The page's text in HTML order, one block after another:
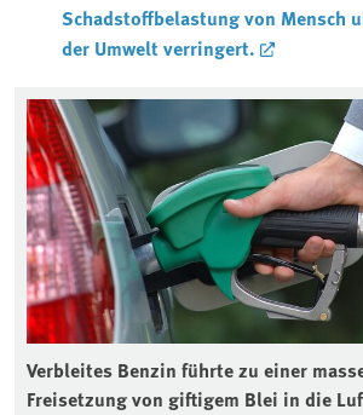
Schadstoffbelastung von Mensch
der Umwelt verringert.
Verbleites Benzin führte zu einer
Freisetzung von giftigem Blei in die